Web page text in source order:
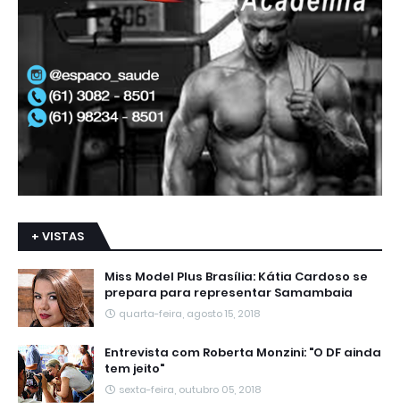
+ VISTAS
Miss Model Plus Brasília: Kátia Cardoso se
prepara para representar Samambaia
quarta-feira, agosto 15, 2018
Entrevista com Roberta Monzini: "O DF ainda
tem jeito"
sexta-feira, outubro 05, 2018